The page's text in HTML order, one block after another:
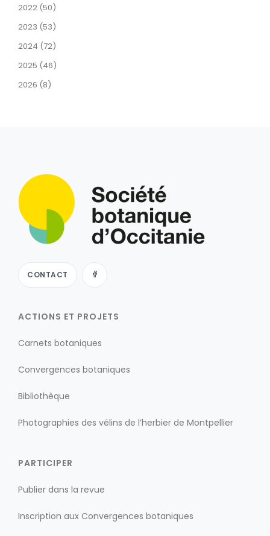
2022 (50)
2023 (53)
2024 (72)
2025 (46)
2026 (8)
CONTACT
ACTIONS ET PROJETS
Carnets botaniques
Convergences botaniques
Bibliothèque
Photographies des vélins de l’herbier de Montpellier
PARTICIPER
Publier dans la revue
Inscription aux Convergences botaniques